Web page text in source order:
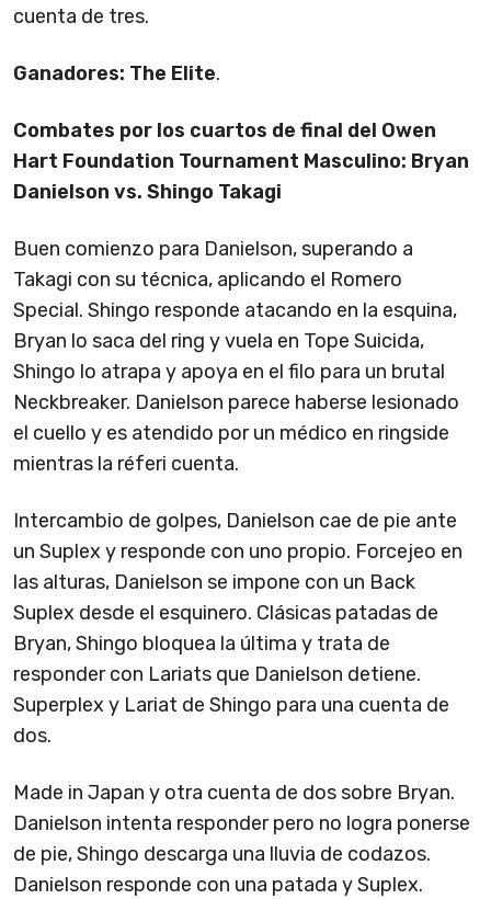
cuenta de tres.
Ganadores: The Elite.
Combates por los cuartos de final del Owen
Hart Foundation Tournament Masculino: Bryan
Danielson vs. Shingo Takagi
Buen comienzo para Danielson, superando a
Takagi con su técnica, aplicando el Romero
Special. Shingo responde atacando en la esquina,
Bryan lo saca del ring y vuela en Tope Suicida,
Shingo lo atrapa y apoya en el filo para un brutal
Neckbreaker. Danielson parece haberse lesionado
el cuello y es atendido por un médico en ringside
mientras la réferi cuenta.
Intercambio de golpes, Danielson cae de pie ante
un Suplex y responde con uno propio. Forcejeo en
las alturas, Danielson se impone con un Back
Suplex desde el esquinero. Clásicas patadas de
Bryan, Shingo bloquea la última y trata de
responder con Lariats que Danielson detiene.
Superplex y Lariat de Shingo para una cuenta de
dos.
Made in Japan y otra cuenta de dos sobre Bryan.
Danielson intenta responder pero no logra ponerse
de pie, Shingo descarga una lluvia de codazos.
Danielson responde con una patada y Suplex.